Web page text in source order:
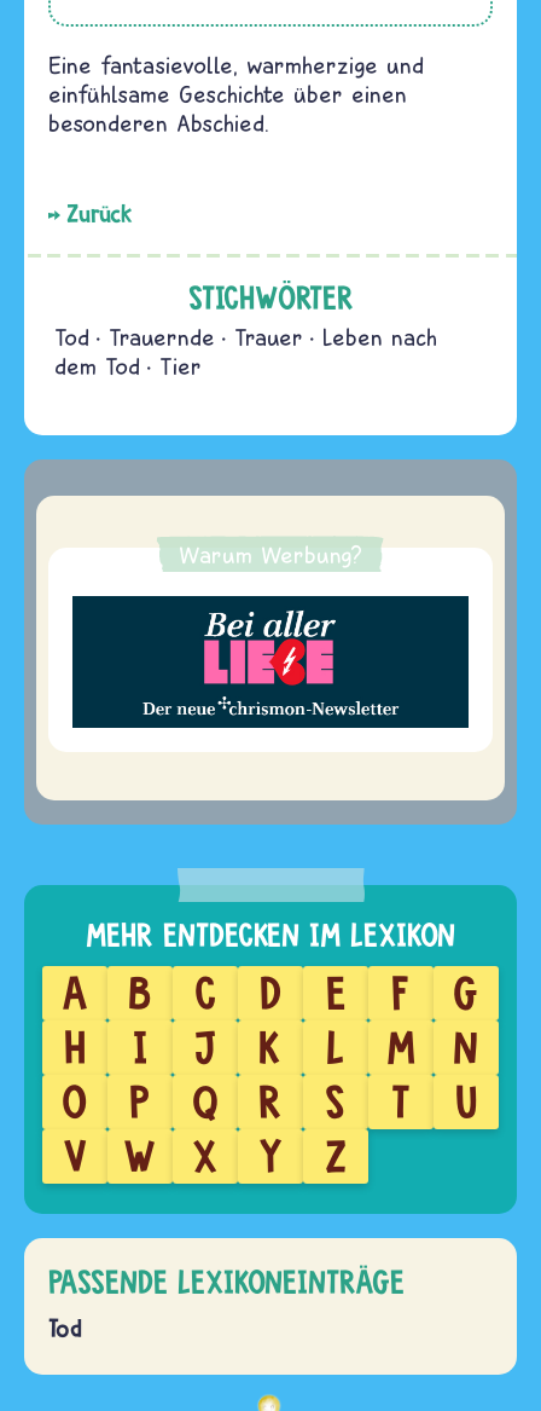
Eine fantasievolle, warmherzige und
einfühlsame Geschichte über einen
besonderen Abschied.
Zurück
STICHWÖRTER
Tod Trauernde Trauer
Leben nach
dem Tod
Tier
Warum Werbung?
A B C D E F
G
H
I J K L M
N
O
P Q R S T
U
V
W X Y Z
PASSENDE LEXIKONEINTRÄGE
Tod